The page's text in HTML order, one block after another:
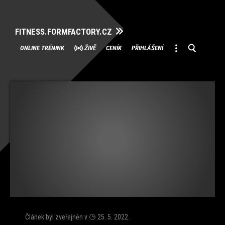
FITNESS.FORMFACTORY.CZ
Přeskočit
na
ONLINE TRÉNINK ŽIVĚ CENÍK PŘIHLÁŠENÍ
Článek byl zveřejněn v 25. 5. 2022